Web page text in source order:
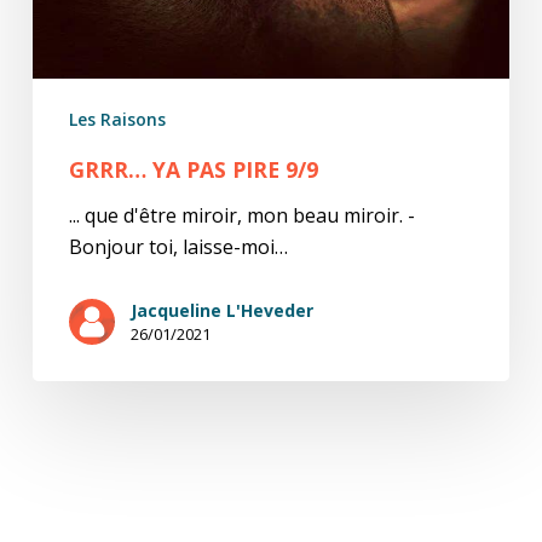
Les Raisons
GRRR… YA PAS PIRE 9/9
... que d'être miroir, mon beau miroir. -
Bonjour toi, laisse-moi…
Jacqueline L'Heveder
26/01/2021